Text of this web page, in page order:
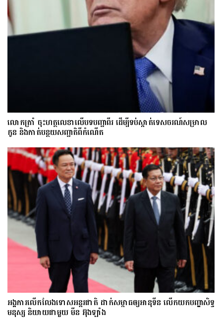
លោក​ត្រាំ ចុះហត្ថលេខាលើបទបញ្ជាពីរ ដើម្បីទប់ស្កាត់ទេស​ចរណ៍សម្រាល
កូន និងកាត់បន្ថយសញ្ជាតិពីកំណើត
អង្គការលើកលែងទោសអន្តរជាតិ ដាក់សម្ពាធឲ្យអានុទីន លើកយកបញ្ហាសិទ្ធ
មនុស្ស និយាយជាមួយ មីន អ៊ុងឡាំង